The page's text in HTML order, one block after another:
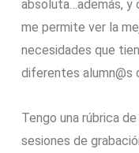
absoluta…además, y
me permite ver la
necesidades que
diferentes alumn@s
Tengo una rúbrica
sesiones de